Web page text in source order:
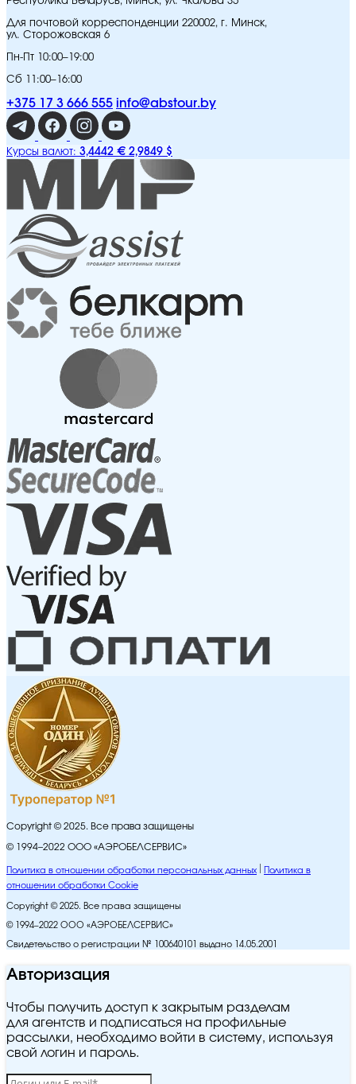
Для почтовой корреспонденции 220002, г. Минск,
ул. Сторожовская 6
Пн-Пт 10:00–19:00
Сб 11:00–16:00
+375 17 3 666 555 info@abstour.by
Курсы валют: 3,4442 € 2,9849 $
Copyright © 2025. Все права защищены
© 1994–2022 ООО «АЭРОБЕЛСЕРВИС»
Политика в отношении обработки персональных данных
Политика в
отношении обработки Cookie
Copyright © 2025. Все права защищены
© 1994–2022 ООО «АЭРОБЕЛСЕРВИС»
Свидетельство о регистрации № 100640101 выдано 14.05.2001
Авторизация
Чтобы получить доступ к закрытым разделам
для агентств и подписаться на профильные
рассылки, необходимо войти в систему, используя
свой логин и пароль.